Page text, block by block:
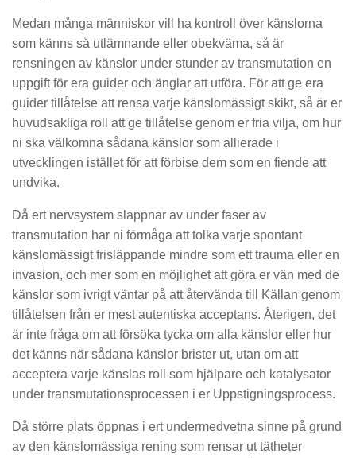
Medan många människor vill ha kontroll över känslorna
som känns så utlämnande eller obekväma, så är
rensningen av känslor under stunder av transmutation en
uppgift för era guider och änglar att utföra. För att ge era
guider tillåtelse att rensa varje känslomässigt skikt, så är er
huvudsakliga roll att ge tillåtelse genom er fria vilja, om hur
ni ska välkomna sådana känslor som allierade i
utvecklingen istället för att förbise dem som en fiende att
undvika.
Då ert nervsystem slappnar av under faser av
transmutation har ni förmåga att tolka varje spontant
känslomässigt frisläppande mindre som ett trauma eller en
invasion, och mer som en möjlighet att göra er vän med de
känslor som ivrigt väntar på att återvända till Källan genom
tillåtelsen från er mest autentiska acceptans. Återigen, det
är inte fråga om att försöka tycka om alla känslor eller hur
det känns när sådana känslor brister ut, utan om att
acceptera varje känslas roll som hjälpare och katalysator
under transmutationsprocessen i er Uppstigningsprocess.
Då större plats öppnas i ert undermedvetna sinne på grund
av den känslomässiga rening som rensar ut tätheter